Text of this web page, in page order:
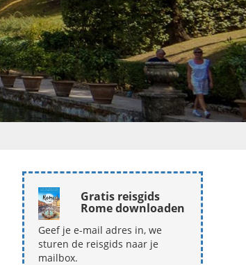
Gratis reisgids
Rome downloaden
Geef je e-mail adres in, we
sturen de reisgids naar je
mailbox.